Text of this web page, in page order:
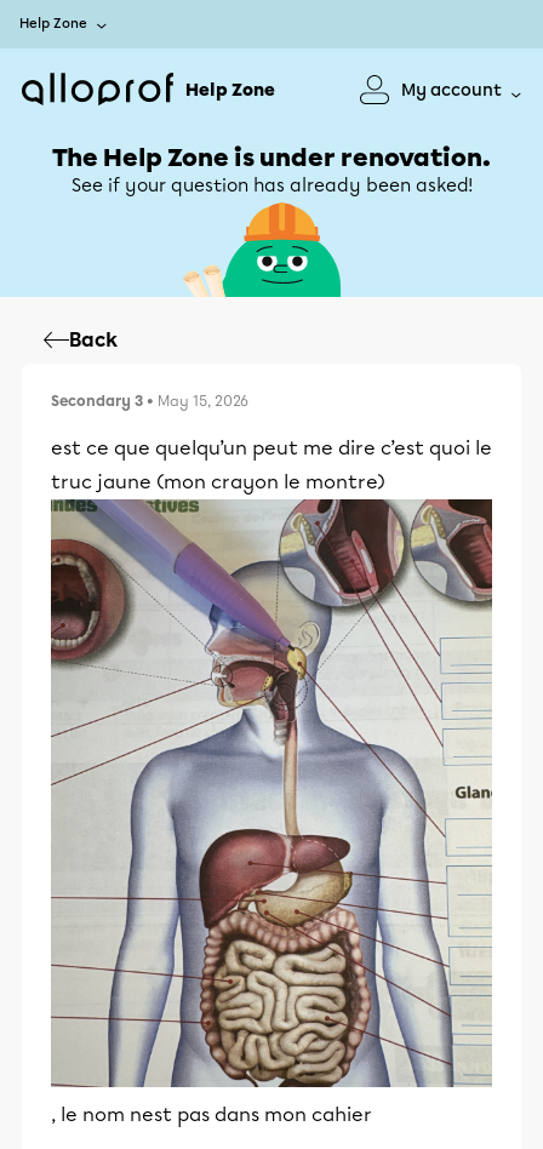
Help Zone
Help Zone My account
The Help Zone is under renovation.
See if your question has already been asked!
Back
Secondary 3 • May 15, 2026
est ce que quelqu’un peut me dire c’est quoi le
truc jaune (mon crayon le montre)
, le nom nest pas dans mon cahier